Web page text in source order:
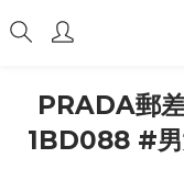
PRADA郵
1BD088 #